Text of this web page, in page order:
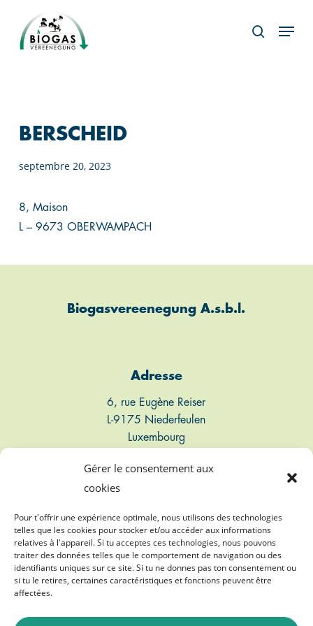
Gérer le consentement aux
cookies
Pour t'offrir une expérience optimale, nous utilisons des technologies
telles que les cookies pour stocker et/ou accéder aux informations
relatives à l'appareil. Si tu acceptes ces technologies, nous pouvons
traiter des données telles que le comportement de navigation ou des
identifiants uniques sur ce site. Si tu ne donnes pas ton consentement ou
si tu le retires, certaines caractéristiques et fonctions peuvent être
affectées.
main
search
BERSCHEID
septembre 20, 2023
8, Maison
L – 9673 OBERWAMPACH
Biogasvereenegung A.s.b.l.
Adresse
6, rue Eugène Reiser
L-9175 Niederfeulen
Luxembourg
T: +352 661 497 947
E: info@biogasvereenegung.lu